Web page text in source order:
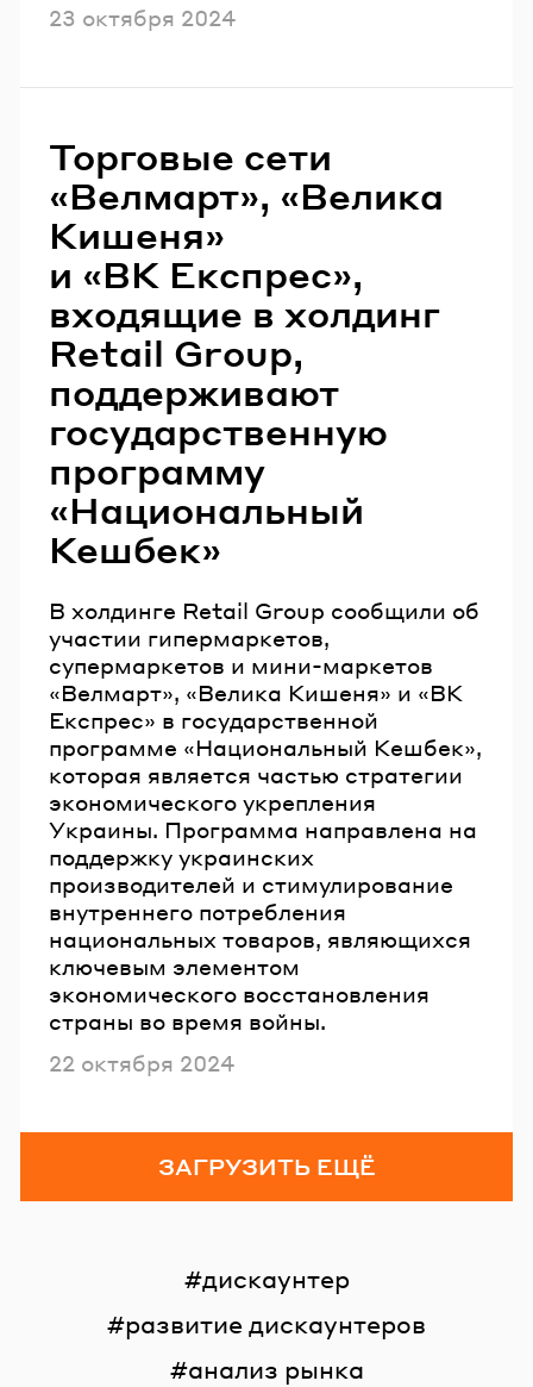
Опубликовано
23 октября 2024
Торговые сети
«Велмарт», «Велика
Кишеня»
и «ВК Експрес»,
входящие в холдинг
Retail Group,
поддерживают
государственную
программу
«Национальный
Кешбек»
В холдинге Retail Group сообщили об
участии гипермаркетов,
супермаркетов и мини-маркетов
«Велмарт», «Велика Кишеня» и «ВК
Експрес» в государственной
программе «Национальный Кешбек»,
которая является частью стратегии
экономического укрепления
Украины. Программа направлена на
поддержку украинских
производителей и стимулирование
внутреннего потребления
национальных товаров, являющихся
ключевым элементом
экономического восстановления
страны во время войны.
Опубликовано
22 октября 2024
ЗАГРУЗИТЬ ЕЩЁ
дискаунтер
развитие дискаунтеров
анализ рынка